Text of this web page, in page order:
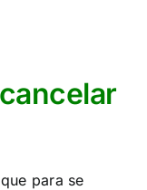
para se